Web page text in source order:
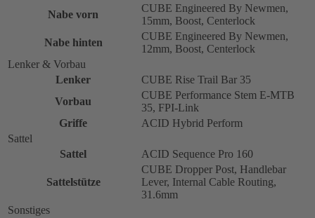
Nabe vorn
CUBE Engineered By Newmen,
15mm, Boost, Centerlock
Nabe hinten
CUBE Engineered By Newmen,
12mm, Boost, Centerlock
Lenker & Vorbau
Lenker
CUBE Rise Trail Bar 35
Vorbau
CUBE Performance Stem E-MTB
35, FPI-Link
Griffe
ACID Hybrid Perform
Sattel
Sattel
ACID Sequence Pro 160
Sattelstütze
CUBE Dropper Post, Handlebar
Lever, Internal Cable Routing,
31.6mm
Sonstiges